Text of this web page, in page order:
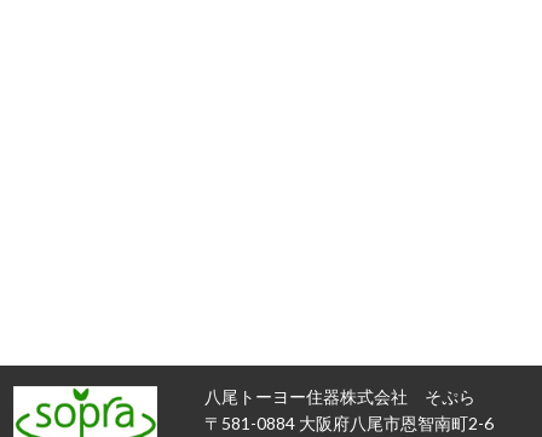
八尾トーヨー住器株式会社 そぷら
〒581-0884 大阪府八尾市恩智南町2-6